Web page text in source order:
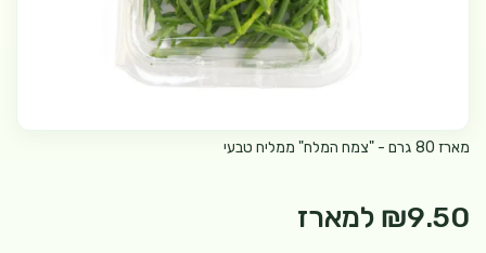
מארז 80 גרם - "צמח המלח" ממליח טבעי
₪9.50 למארז